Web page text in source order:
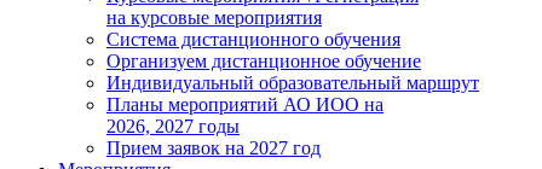
на курсовые мероприятия
Система дистанционного обучения
Организуем дистанционное обучение
Индивидуальный образовательный маршрут
Планы мероприятий АО ИОО на
2026, 2027 годы
Прием заявок на 2027 год